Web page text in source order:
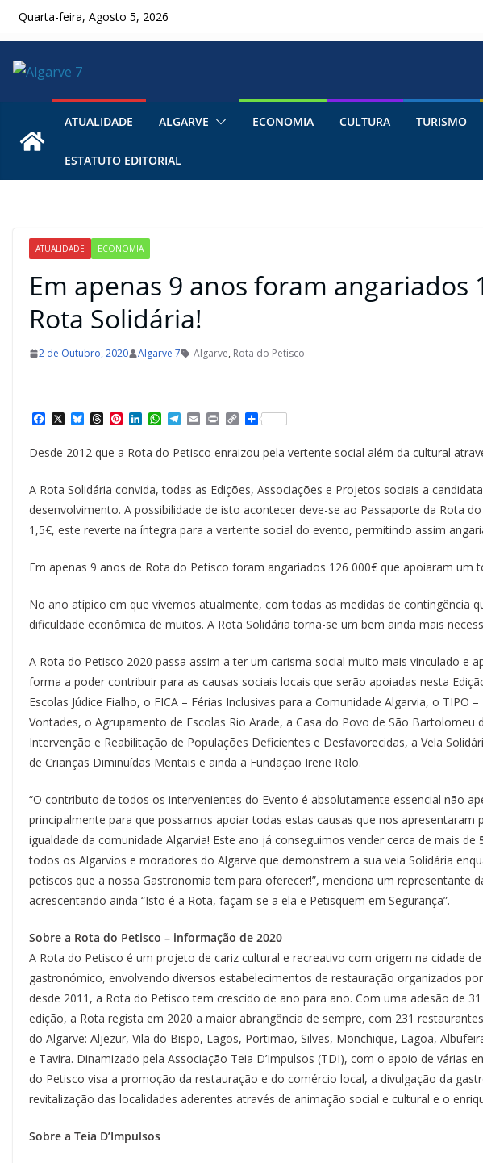
SkipQuarta-feira, Agosto 5, 2026
ATUALIDADE ALGARVE ECONOMIA CULTURA TURISMO
ESTATUTO EDITORIAL
ATUALIDADE ECONOMIA
Em apenas 9 anos foram angariados
Rota Solidária!
2 de Outubro, 2020 Algarve 7 Algarve, Rota do Petisco
e
o
o
k
X B
u
e
k
y
T
e
d
s
P
n
t
r
e
s
L
n
k
d
I
n
W
t
A
p
p
T
e
r
a
m
E
i
P
n
C
p
y
i
n
k
S
r
Desde 2012 que a Rota do Petisco enraizou pela vertente social além da cultural
A Rota Solidária convida, todas as Edições, Associações e Projetos sociais a
desenvolvimento. A possibilidade de isto acontecer deve-se ao Passaporte da Rota
1,5€, este reverte na íntegra para a vertente social do evento, permitindo assim
Em apenas 9 anos de Rota do Petisco foram angariados 126 000€ que apoiaram um
No ano atípico em que vivemos atualmente, com todas as medidas de contingência
dificuldade econômica de muitos. A Rota Solidária torna-se um bem ainda mais
A Rota do Petisco 2020 passa assim a ter um carisma social muito mais vinculado e
forma a poder contribuir para as causas sociais locais que serão apoiadas nesta
Escolas Júdice Fialho, o FICA – Férias Inclusivas para a Comunidade Algarvia, o TIPO
Vontades, o Agrupamento de Escolas Rio Arade, a Casa do Povo de São Bartolomeu
Intervenção e Reabilitação de Populações Deficientes e Desfavorecidas, a Vela
de Crianças Diminuídas Mentais e ainda a Fundação Irene Rolo.
“O contributo de todos os intervenientes do Evento é absolutamente essencial não
principalmente para que possamos apoiar todas estas causas que nos apresentaram
igualdade da comunidade Algarvia! Este ano já conseguimos vender cerca de mais de ​
todos os Algarvios e moradores do Algarve que demonstrem a sua veia Solidária
petiscos que a nossa Gastronomia tem para oferecer!”, menciona um representante
acrescentando ainda “Isto é a Rota, façam-se a ela e Petisquem em Segurança”.
Sobre a Rota do Petisco – informação de 2020
A Rota do Petisco é um projeto de cariz cultural e recreativo com origem na cidade
gastronómico, envolvendo diversos estabelecimentos de restauração organizados
desde 2011, a Rota do Petisco tem crescido de ano para ano. Com uma adesão de
edição, a Rota regista em 2020 a maior abrangência de sempre, com 231
do Algarve: Aljezur, Vila do Bispo, Lagos, Portimão, Silves, Monchique, Lagoa,
e Tavira. Dinamizado pela Associação Teia D’Impulsos (TDI), com o apoio de várias
do Petisco visa a promoção da restauração e do comércio local, a divulgação da
revitalização das localidades aderentes através de animação social e cultural e o
Sobre a Teia D’Impulsos